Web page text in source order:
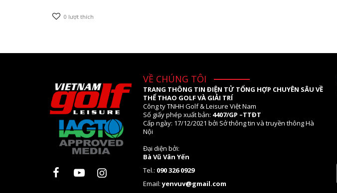
0 lượt thích
VỀ CHÚNG TÔI
TRANG THÔNG TIN ĐIỆN TỬ TỔNG HỢP CHUYÊN SÂU VỀ
THỂ THAO GOLF VÀ GIẢI TRÍ
Công ty TNHH Golf & Leisure Việt Nam
Số giấy phép xuất bản: 4407/GP –TTĐT
Cấp ngày: 17/12/2021 bởi Sở thông tin và truyền thông Hà
Nội
Đại diện bởi:
Bà Vũ Vân Yến
Tel.: 090 326 0929
Email:yenvuv@gmail.com